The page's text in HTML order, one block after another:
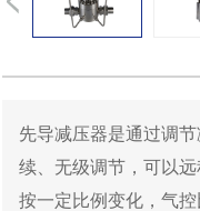
先导减压器是通过调节
续、无级调节，可
按一定比例变化，气